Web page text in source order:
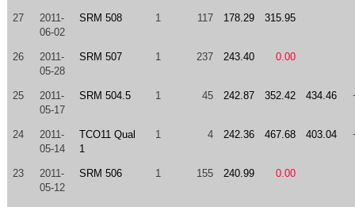
27
2011-
06-02
SRM 508 1 117 178.29 315.95
26
2011-
05-28
SRM 507 1 237 243.40 0.00
25
2011-
05-17
SRM 504.5 1 45 242.87 352.42 434.46
24
2011-
05-14
TCO11 Qual
1
1 4 242.36 467.68 403.04
23
2011-
05-12
SRM 506 1 155 240.99 0.00